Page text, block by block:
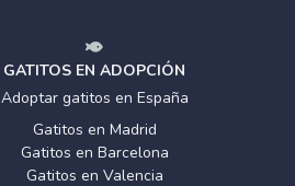
GATITOS EN ADOPCIÓN
Adoptar gatitos en España
Gatitos en Madrid
Gatitos en Barcelona
Gatitos en Valencia